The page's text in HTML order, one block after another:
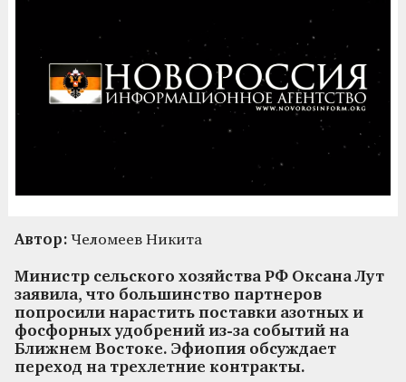
Автор: Челомеев Никита
Министр сельского хозяйства РФ Оксана Лут
заявила, что большинство партнеров
попросили нарастить поставки азотных и
фосфорных удобрений из-за событий на
Ближнем Востоке. Эфиопия обсуждает
переход на трехлетние контракты.